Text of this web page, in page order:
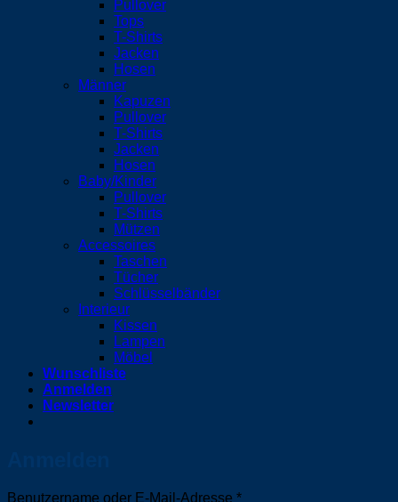
Pullover
Tops
T-Shirts
Jacken
Hosen
Männer
Kapuzen
Pullover
T-Shirts
Jacken
Hosen
Baby/Kinder
Pullover
T-Shirts
Mützen
Accessoires
Taschen
Tücher
Schlüsselbänder
Interieur
Kissen
Lampen
Möbel
Wunschliste
Anmelden
Newsletter
Benutzername oder E-Mail-Adresse *Erforderlich